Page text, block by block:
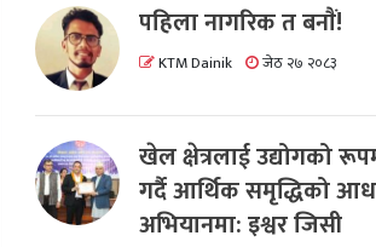
पहिला नागरिक त बनाैं!
KTM Dainik जेठ २७ २०८३
खेल क्षेत्रलाई उद्योगको
गर्दै आर्थिक समृद्धिको
अभियानमा: इश्वर जिसी